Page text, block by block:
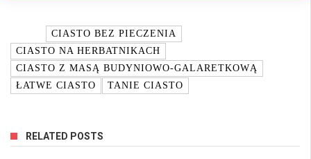
CIASTO BEZ PIECZENIA
CIASTO NA HERBATNIKACH
CIASTO Z MASĄ BUDYNIOWO-GALARETKOWĄ
ŁATWE CIASTO
TANIE CIASTO
RELATED POSTS